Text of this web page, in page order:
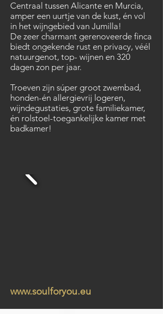
Centraal tussen Alicante en Murcia,
amper een uurtje van de kust, én vol
in het wijngebied van Jumilla!
De zeer charmant gerenoveerde finca
biedt ongekende rust en privacy, véél
natuurgenot, top- wijnen en 320
dagen zon per jaar.
Troeven zijn súper groot zwembad,
honden-én allergievrij logeren,
wijndegustaties, grote familiekamer,
én rolstoel-toegankelijke kamer met
badkamer!
www.soulforyou.eu